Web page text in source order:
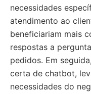
necessidades
atendimento ao
beneficiariam mais
respostas a
pedidos. Em
certa de chatbot,
necessidades do